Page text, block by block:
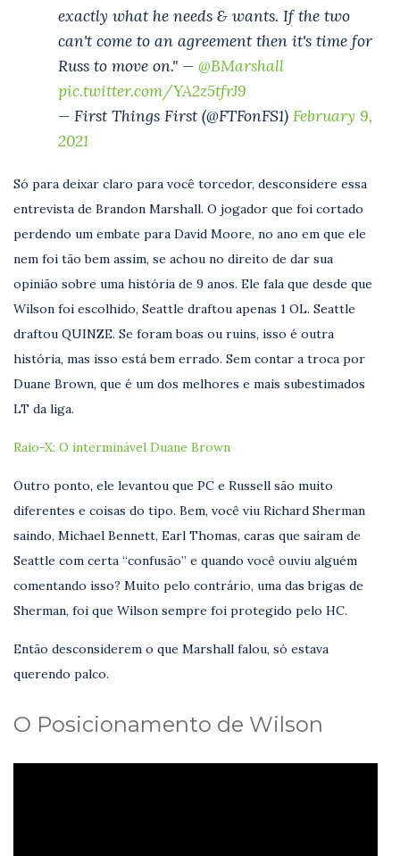
exactly what he needs & wants. If the two
can't come to an agreement then it's time for
Russ to move on." — @BMarshall
pic.twitter.com/YA2z5tfrJ9
— First Things First (@FTFonFS1) February 9,
2021
Só para deixar claro para você torcedor, desconsidere essa
entrevista de Brandon Marshall. O jogador que foi cortado
perdendo um embate para David Moore, no ano em que ele
nem foi tão bem assim, se achou no direito de dar sua
opinião sobre uma história de 9 anos. Ele fala que desde que
Wilson foi escolhido, Seattle draftou apenas 1 OL. Seattle
draftou QUINZE. Se foram boas ou ruins, isso é outra
história, mas isso está bem errado. Sem contar a troca por
Duane Brown, que é um dos melhores e mais subestimados
LT da liga.
Raio-X: O interminável Duane Brown
Outro ponto, ele levantou que PC e Russell são muito
diferentes e coisas do tipo. Bem, você viu Richard Sherman
saindo, Michael Bennett, Earl Thomas, caras que saíram de
Seattle com certa “confusão” e quando você ouviu alguém
comentando isso? Muito pelo contrário, uma das brigas de
Sherman, foi que Wilson sempre foi protegido pelo HC.
Então desconsiderem o que Marshall falou, só estava
querendo palco.
O Posicionamento de Wilson